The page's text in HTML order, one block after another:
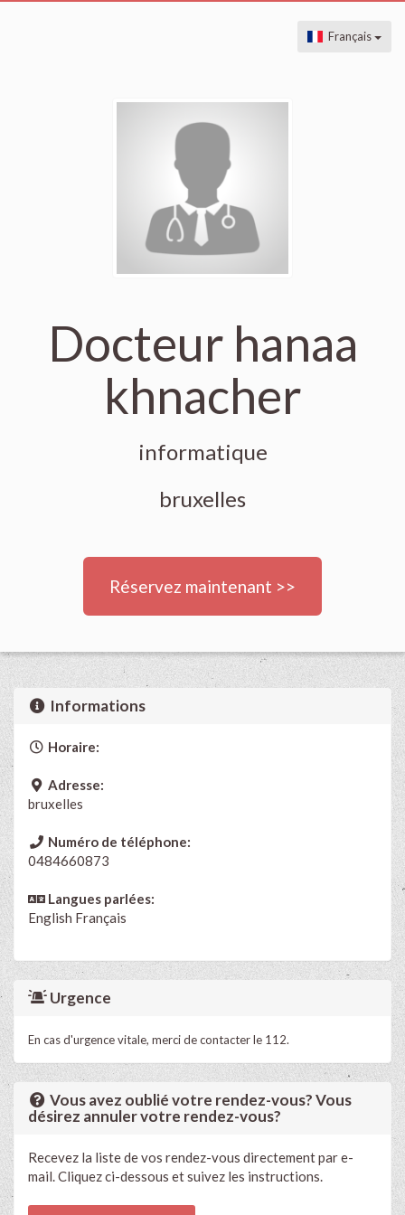
Français
Docteur hanaa
khnacher
informatique
bruxelles
Réservez maintenant >>
Informations
Horaire:
Adresse:
bruxelles
Numéro de téléphone:
0484660873
Langues parlées:
English Français
Urgence
En cas d'urgence vitale, merci de contacter le 112.
Vous avez oublié votre rendez-vous? Vous
désirez annuler votre rendez-vous?
Recevez la liste de vos rendez-vous directement par e-
mail. Cliquez ci-dessous et suivez les instructions.